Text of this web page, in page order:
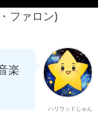
ファロン)
ハリウッドじゅん
楽